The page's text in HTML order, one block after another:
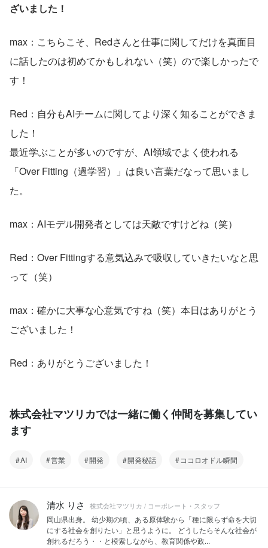
ざいました！
max：こちらこそ、Redさんと仕事に関してだけを真面目
に話したのは初めてかもしれない（笑）ので楽しかったで
す！
Red：自分もAIチームに関してより深く知ることができま
した！
最近学ぶことが多いのですが、AI領域でよく使われる
「Over Fitting（過学習）」は良い言葉だなって思いまし
た。
max：AIモデル開発者としては天敵ですけどね（笑）
Red：Over Fittingする意気込みで吸収していきたいなと思
って（笑）
max：確かに大事な心意気ですね（笑）本日はありがとう
ございました！
Red：ありがとうございました！
株式会社マツリカでは一緒に働く仲間を募集してい
ます
AI 営業 開発 開発秘話 ココロオドル瞬間
清水 りさ 株式会社マツリカ / コーポレート・スタッフ
岡山県出身。 幼少期の頃、ある原体験から「種に限らず命を大切
にする社会を創りたい」と思うように。 どうしたらそんな社会が
創れるだろう・・と模索しながら、教育関係や政...